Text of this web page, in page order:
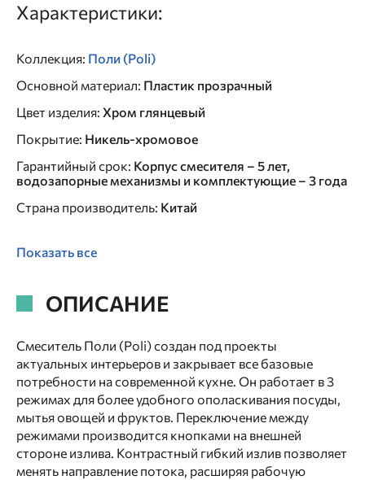
Характеристики:
Коллекция: Поли (Poli)
Основной материал: Пластик прозрачный
Цвет изделия: Хром глянцевый
Покрытие: Никель-хромовое
Гарантийный срок: Корпус смесителя – 5 лет,
водозапорные механизмы и комплектующие – 3 года
Страна производитель: Китай
Показать все
ОПИСАНИЕ
Смеситель Поли (Poli) создан под проекты
актуальных интерьеров и закрывает все базовые
потребности на современной кухне. Он работает в 3
режимах для более удобного ополаскивания посуды,
мытья овощей и фруктов. Переключение между
режимами производится кнопками на внешней
стороне излива. Контрастный гибкий излив позволяет
менять направление потока, расширяя рабочую